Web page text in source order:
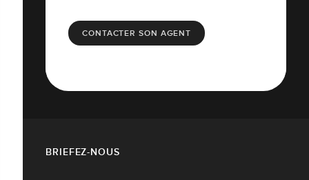
CONTACTER SON AGENT
BRIEFEZ-NOUS